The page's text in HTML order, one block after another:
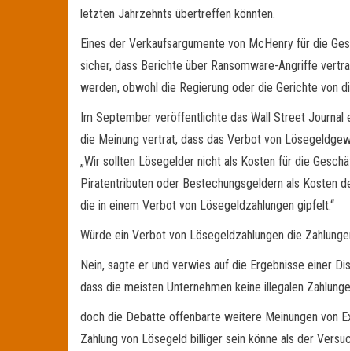
letzten Jahrzehnts übertreffen könnten.
Eines der Verkaufsargumente von McHenry für die
sicher, dass Berichte über Ransomware-Angriffe
werden, obwohl die Regierung oder die Gerichte von
Im September veröffentlichte das Wall Street Journal
die Meinung vertrat, dass das Verbot von
„Wir sollten Lösegelder nicht als Kosten für die
Piratentributen oder Bestechungsgeldern als Kosten
die in einem Verbot von Lösegeldzahlungen gipfelt.“
Würde ein Verbot von Lösegeldzahlungen die
Nein, sagte er und verwies auf die Ergebnisse einer
dass die meisten Unternehmen keine illegalen
doch die Debatte offenbarte weitere Meinungen von
Zahlung von Lösegeld billiger sein könne als der